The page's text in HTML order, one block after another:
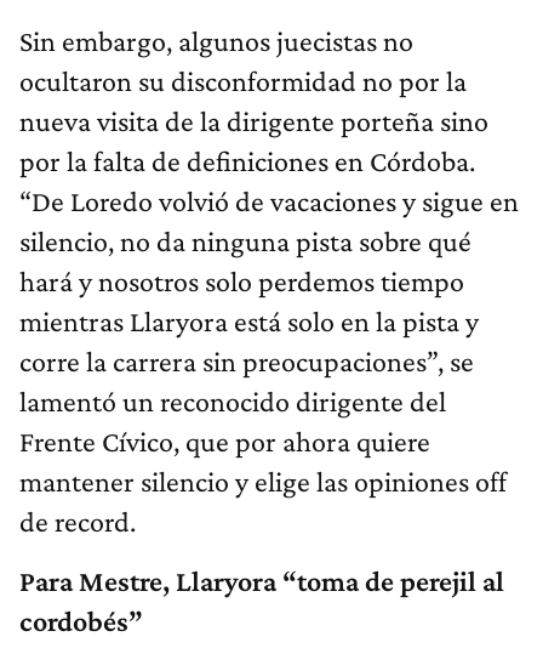
Sin embargo, algunos juecistas no
ocultaron su disconformidad no por la
nueva visita de la dirigente porteña sino
por la falta de definiciones en Córdoba.
“De Loredo volvió de vacaciones y sigue en
silencio, no da ninguna pista sobre qué
hará y nosotros solo perdemos tiempo
mientras Llaryora está solo en la pista y
corre la carrera sin preocupaciones”, se
lamentó un reconocido dirigente del
Frente Cívico, que por ahora quiere
mantener silencio y elige las opiniones off
de record.
Para Mestre, Llaryora “toma de perejil al
cordobés”